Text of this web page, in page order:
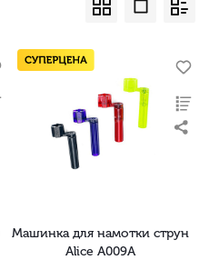
Машинка для намотки струн
Alice A009A